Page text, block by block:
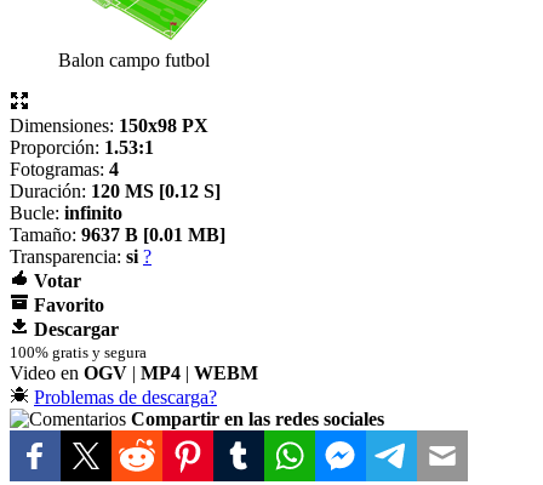
Balon campo futbol
Dimensiones: 150x98 PX
Proporción: 1.53:1
Fotogramas: 4
Duración: 120 MS [0.12 S]
Bucle: infinito
Tamaño: 9637 B [0.01 MB]
Transparencia: si ?
Votar
Favorito
Descargar
100% gratis y segura
Video en OGV | MP4 | WEBM
Problemas de descarga?
Compartir en las redes sociales